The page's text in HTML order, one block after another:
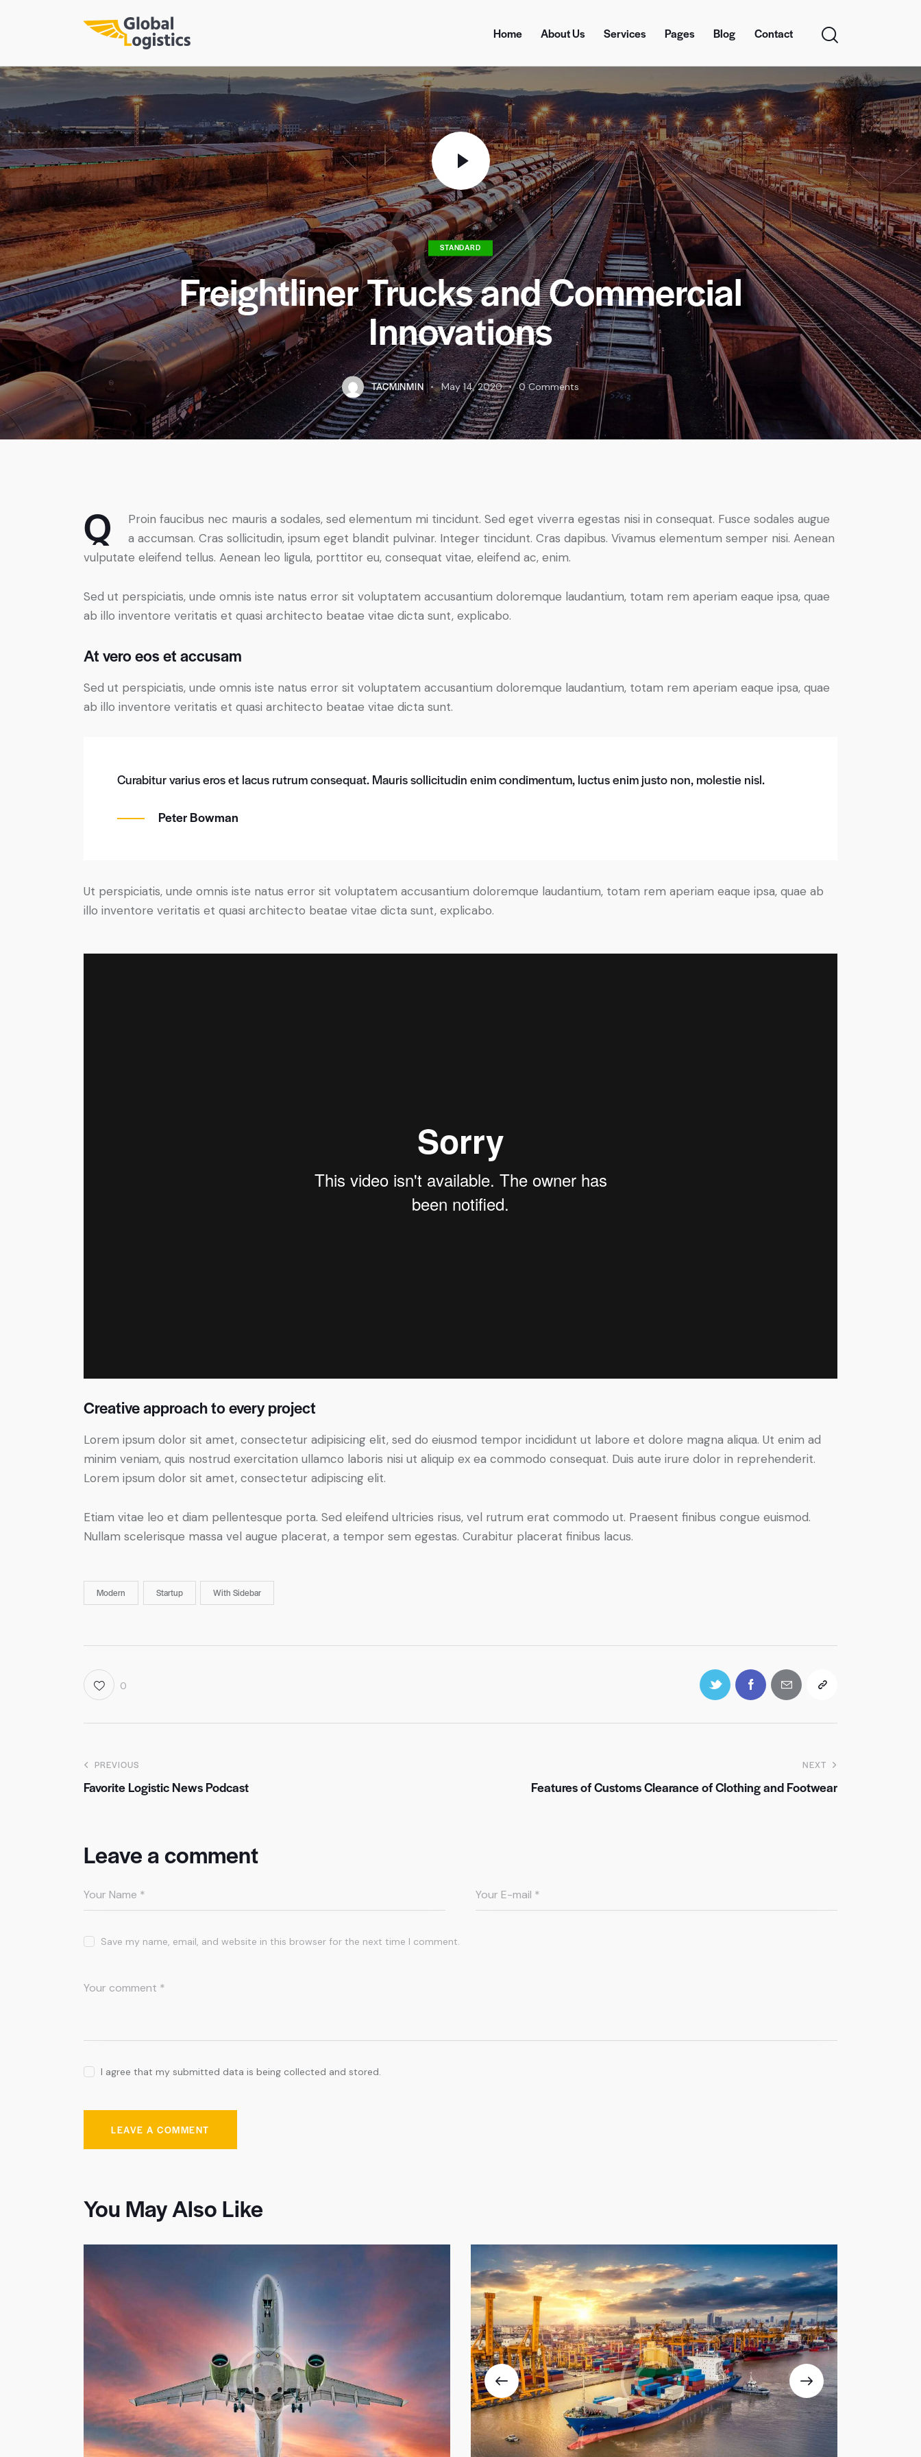
Home About Us Services Pages Blog Contact
STANDARD
Freightliner Trucks and Commercial
Innovations
TACMINMIN May 14, 2020 0 Comments
Q
Proin faucibus nec mauris a sodales, sed elementum mi tincidunt. Sed eget viverra egestas nisi in consequat. Fusce sodales augue
a accumsan. Cras sollicitudin, ipsum eget blandit pulvinar. Integer tincidunt. Cras dapibus. Vivamus elementum semper nisi. Aenean
vulputate eleifend tellus. Aenean leo ligula, porttitor eu, consequat vitae, eleifend ac, enim.
Sed ut perspiciatis, unde omnis iste natus error sit voluptatem accusantium doloremque laudantium, totam rem aperiam eaque ipsa, quae
ab illo inventore veritatis et quasi architecto beatae vitae dicta sunt, explicabo.
At vero eos et accusam
Sed ut perspiciatis, unde omnis iste natus error sit voluptatem accusantium doloremque laudantium, totam rem aperiam eaque ipsa, quae
ab illo inventore veritatis et quasi architecto beatae vitae dicta sunt.
Curabitur varius eros et lacus rutrum consequat. Mauris sollicitudin enim condimentum, luctus enim justo non, molestie nisl.
Peter Bowman
Ut perspiciatis, unde omnis iste natus error sit voluptatem accusantium doloremque laudantium, totam rem aperiam eaque ipsa, quae ab
illo inventore veritatis et quasi architecto beatae vitae dicta sunt, explicabo.
Creative approach to every project
Lorem ipsum dolor sit amet, consectetur adipisicing elit, sed do eiusmod tempor incididunt ut labore et dolore magna aliqua. Ut enim ad
minim veniam, quis nostrud exercitation ullamco laboris nisi ut aliquip ex ea commodo consequat. Duis aute irure dolor in reprehenderit.
Lorem ipsum dolor sit amet, consectetur adipiscing elit.
Etiam vitae leo et diam pellentesque porta. Sed eleifend ultricies risus, vel rutrum erat commodo ut. Praesent finibus congue euismod.
Nullam scelerisque massa vel augue placerat, a tempor sem egestas. Curabitur placerat finibus lacus.
Modern Startup With Sidebar
0
Post
navigation
PREVIOUS
Favorite Logistic News Podcast
NEXT
Features of Customs Clearance of Clothing and Footwear
Leave a comment
Save my name, email, and website in this browser for the next time I comment.
I agree that my submitted data is being collected and stored.
You May Also Like